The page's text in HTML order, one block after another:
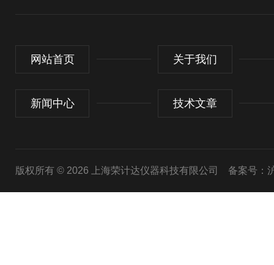
网站首页 关于我们
新闻中心 技术文章
版权所有 © 2026 上海荣计达仪器科技有限公司 备案号：